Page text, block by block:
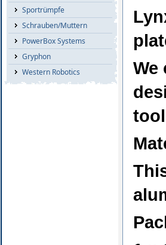
Sportrümpfe
Schrauben/Muttern
PowerBox Systems
Gryphon
Western Robotics
We